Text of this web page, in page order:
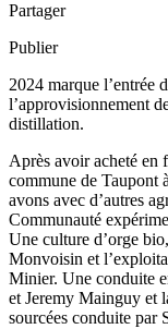
Partager
Publier
2024 marque l’entrée
l’approvisionnement
distillation.
Après avoir acheté en
commune de Taupont
avons avec d’autres
Communauté
Une culture d’orge
Monvoisin et
Minier. Une conduite
et Jeremy Mainguy et
sourcées conduite par